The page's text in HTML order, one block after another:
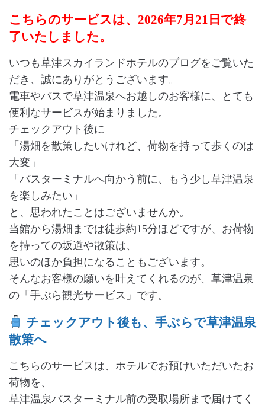
こちらのサービスは、2026年7月21日で終
了いたしました。
いつも草津スカイランドホテルのブログをご覧いた
だき、誠にありがとうございます。
電車やバスで草津温泉へお越しのお客様に、とても
便利なサービスが始まりました。
チェックアウト後に
「湯畑を散策したいけれど、荷物を持って歩くのは
大変」
「バスターミナルへ向かう前に、もう少し草津温泉
を楽しみたい」
と、思われたことはございませんか。
当館から湯畑までは徒歩約15分ほどですが、お荷物
を持っての坂道や散策は、
思いのほか負担になることもございます。
そんなお客様の願いを叶えてくれるのが、草津温泉
の「手ぶら観光サービス」です。
チェックアウト後も、手ぶらで草津温泉
散策へ
こちらのサービスは、ホテルでお預けいただいたお
荷物を、
草津温泉バスターミナル前の受取場所まで届けてく